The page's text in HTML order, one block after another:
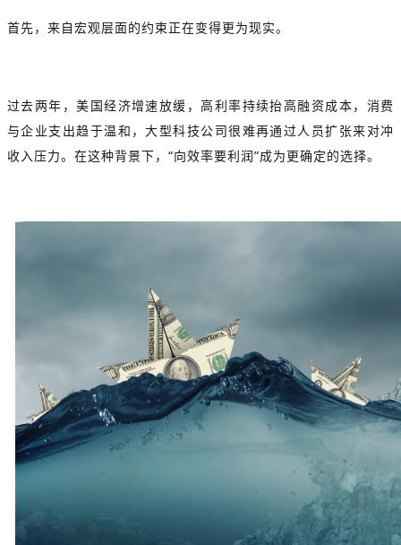
首先，来自宏观层面的约束正在变得更为现实。
过去两年，美国经济增速放缓，高利率持续抬高融资成本，消费
与企业支出趋于温和，大型科技公司很难再通过人员扩张来对冲
收入压力。在这种背景下，“向效率要利润”成为更确定的选择。